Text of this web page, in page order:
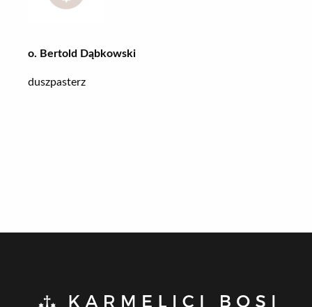
o. Bertold Dąbkowski
duszpasterz